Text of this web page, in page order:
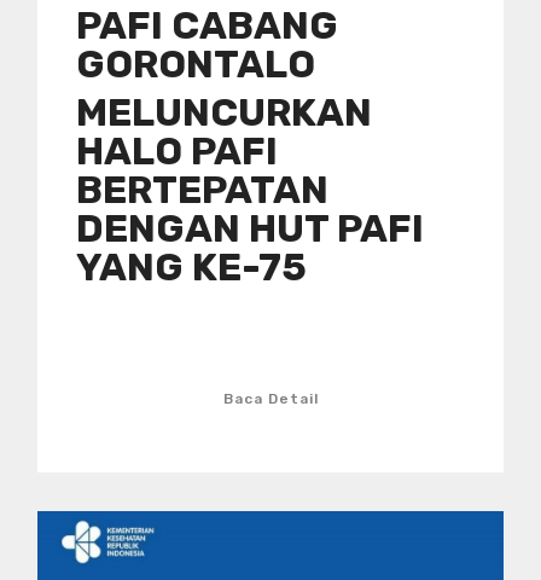
PAFI CABANG
GORONTALO
MELUNCURKAN
HALO PAFI
BERTEPATAN
DENGAN HUT PAFI
YANG KE-75
Baca Detail